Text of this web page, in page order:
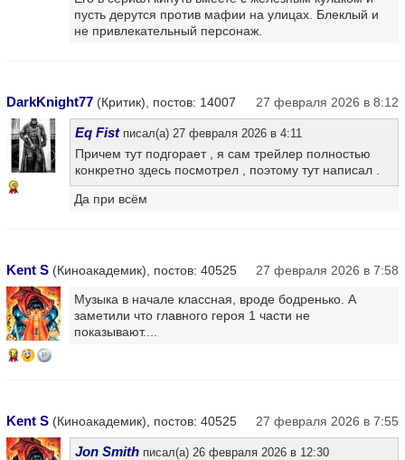
пусть дерутся против мафии на улицах. Блеклый и
не привлекательный персонаж.
DarkKnight77 (Критик), постов: 14007 27 февраля 2026 в 8:12
5
Eq Fistписал(а) 27 февраля 2026 в 4:11
Причем тут подгорает , я сам трейлер полностью
конкретно здесь посмотрел , поэтому тут написал .
Да при всём
Kent S (Киноакадемик), постов: 40525 27 февраля 2026 в 7:58
14
Музыка в начале классная, вроде бодренько. А
заметили что главного героя 1 части не
показывают....
Kent S (Киноакадемик), постов: 40525 27 февраля 2026 в 7:55
Jon Smith писал(а) 26 февраля 2026 в 12:30